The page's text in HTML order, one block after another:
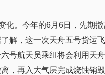
化。今年的6月6日，先期
解，这一次天舟五号货运
号航天员乘组将会利用天
，再入大气层完成烧蚀销毁